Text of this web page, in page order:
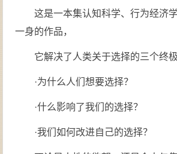
这是一本集认知科学、行为经济
一身的作品，
它解决了人类关于选择的三个终极
·为什么人们想要选择？
·什么影响了我们的选择？
·我们如何改进自己的选择？